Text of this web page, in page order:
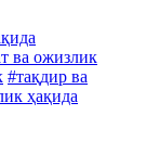
ва ожизлик
#тақдир ва
ҳақида